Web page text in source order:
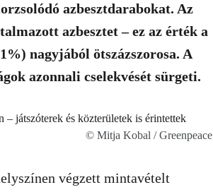
azbesztdarabokat. Az
azbesztet – ez az érték a
nagyjából ötszázszorosa. A
azonnali cselekvését sürgeti.
© Mitja Kobal / Greenpeace
végzett mintavételt